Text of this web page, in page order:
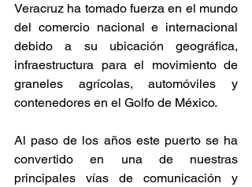
Veracruz ha tomado fuerza en el mundo
del comercio nacional e internacional
debido a su ubicación geográfica,
infraestructura para el movimiento de
graneles agrícolas, automóviles y
contenedores en el Golfo de México.
Al paso de los años este puerto se ha
convertido en una de nuestras
principales vías de comunicación y